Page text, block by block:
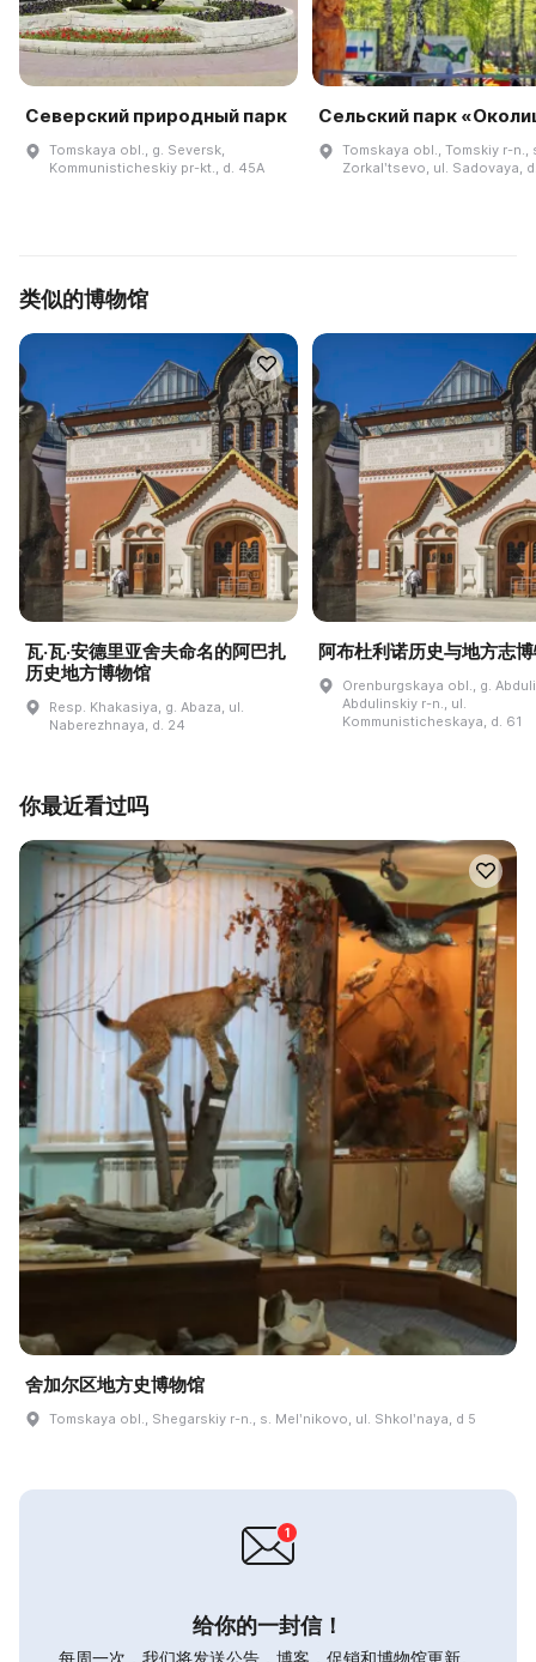
Северский природный парк
Tomskaya obl., g. Seversk,
Kommunisticheskiy pr-kt., d. 45A
Сельский парк
Tomskaya obl., Tomskiy r-n.,
Zorkalʹtsevo, ul. Sadovaya,
类似的博物馆
瓦·瓦·安德里亚舍夫命名的阿巴扎
历史地方博物馆
Resp. Khakasiya, g. Abaza, ul.
Naberezhnaya, d. 24
阿布杜利诺历史与地方志
Orenburgskaya obl., g.
Abdulinskiy r-n., ul.
Kommunisticheskaya, d. 61
你最近看过吗
舍加尔区地方史博物馆
Tomskaya obl., Shegarskiy r-n., s. Melʹnikovo, ul. Shkolʹnaya, d 5
给你的一封信！
每周一次，我们将发送公告，博客，促销和博物馆更新。